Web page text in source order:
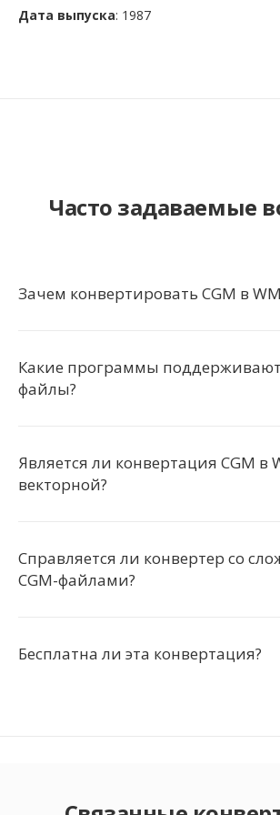
Дата выпуска: 1987
Часто задаваемые
Зачем конвертировать CGM в
Какие программы
файлы?
Является ли конвертация CGM в
векторной?
Справляется ли конвертер со
CGM-файлами?
Бесплатна ли эта конвертация?